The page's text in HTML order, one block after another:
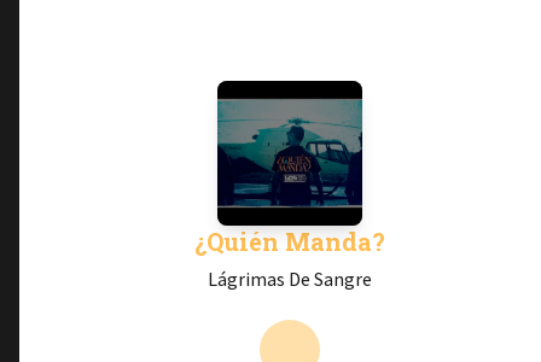
¿Quién Manda?
Lágrimas De Sangre